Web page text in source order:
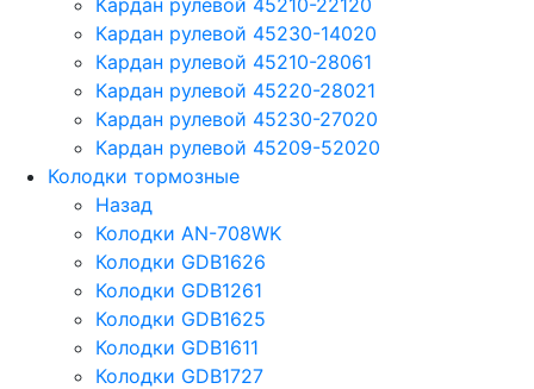
Кардан рулевой 45210-22120
Кардан рулевой 45230-14020
Кардан рулевой 45210-28061
Кардан рулевой 45220-28021
Кардан рулевой 45230-27020
Кардан рулевой 45209-52020
Колодки тормозные
Назад
Колодки AN-708WK
Колодки GDB1626
Колодки GDB1261
Колодки GDB1625
Колодки GDB1611
Колодки GDB1727